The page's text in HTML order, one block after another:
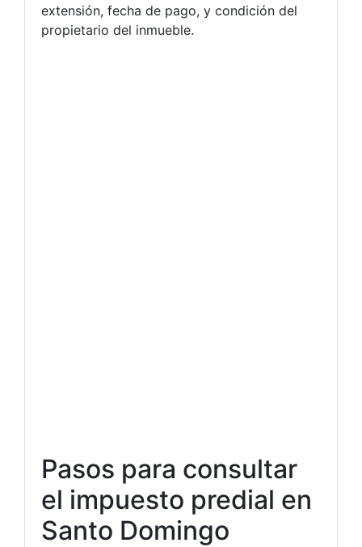
extensión, fecha de pago, y condición del
propietario del inmueble.
Pasos para consultar
el impuesto predial en
Santo Domingo